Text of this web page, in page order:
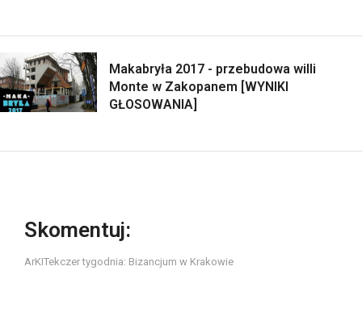
Makabryła 2017 - przebudowa willi
Monte w Zakopanem [WYNIKI
GŁOSOWANIA]
Skomentuj:
ArKITekczer tygodnia: Bizancjum w Krakowie